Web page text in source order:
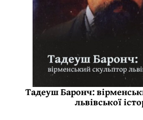
Тадеуш Баронч:
львівської